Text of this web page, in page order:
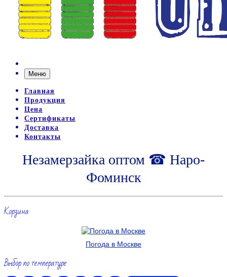
Меню
Главная
Продукция
Цена
Сертификаты
Доставка
Контакты
Незамерзайка оптом ☎ Наро-
Фоминск
Корзина
Погода в Москве
Выбор по температуре